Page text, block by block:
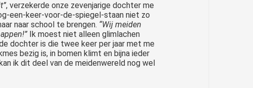
, verzekerde onze zevenjarige dochter me
een-keer-voor-de-spiegel-staan niet zo
naar school te brengen. “Wij meiden
Ik moest niet alleen glimlachen
dochter is die twee keer per jaar met me
bezig is, in bomen klimt en bijna ieder
ik dit deel van de meidenwereld nog wel